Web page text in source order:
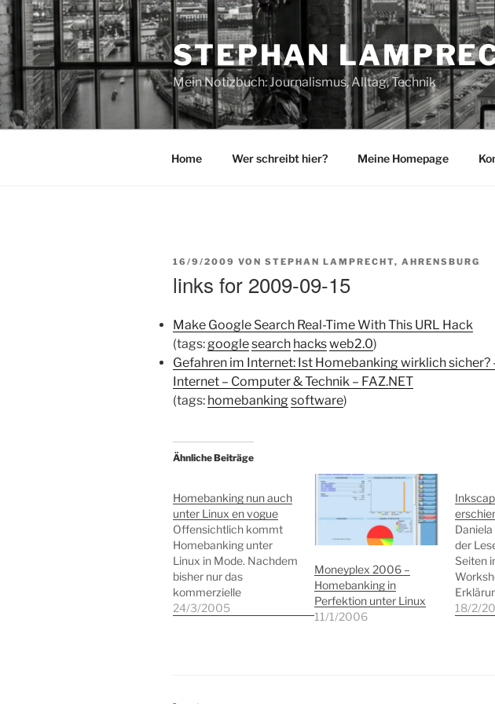
Zum
Inhalt
springen
STEPHAN
Mein Notizbuch: Journalismus, Alltag, Technik
Home Wer schreibt hier? Meine Homepage
VERÖFFENTLICHT
16/9/2009 VON STEPHAN LAMPRECHT, AHRENSBURG
links for 2009-09-15
Make Google Search Real-Time With This URL Hack
(tags:googlesearch hacksweb2.0)
Gefahren im Internet: Ist Homebanking wirklich sicher?
Internet – Computer & Technik – FAZ.NET
(tags: homebankingsoftware)
Ähnliche Beiträge
Homebanking nun auch
unter Linux en vogue
Offensichtlich kommt
Homebanking unter
Linux in Mode. Nachdem
bisher nur das
kommerzielle
"Moneyplex":http://www
24/3/2005
Moneyplex 2006 –
Homebanking in
Perfektion unter Linux
11/1/2006
der
Seiten
18/2/